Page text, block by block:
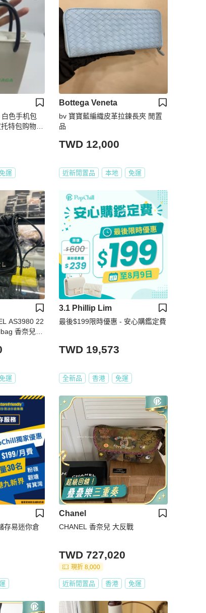
色手机包
特包购物袋
運
Bottega Veneta
bv 寶寶藍編織皮革拉鍊長夾 閒置
品
TWD 12,000
近新閒置品 本地 免運
AS3980 22
香奈兒黑
運
3.1 Phillip Lim
最後$199限時優惠 - 安心購鑑定費
TWD 19,573
全新品 香港 免運
存易迷你倉
Chanel
CHANEL 香奈兒 大反戰
TWD 727,020
現折 8,000
近新閒置品 香港 免運